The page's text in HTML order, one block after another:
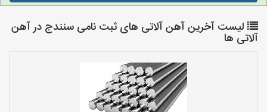
لیست آخرین آهن آلاتی های ثبت نامی سنندج در آهن
آلاتی ها